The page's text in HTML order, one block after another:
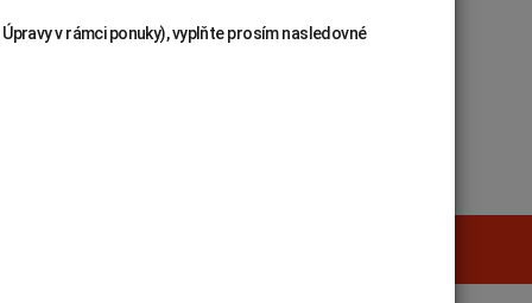
v rámci ponuky), vyplňte prosím nasledovné